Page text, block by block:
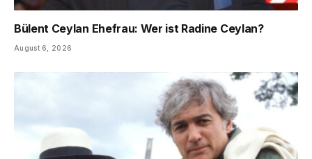
Bülent Ceylan Ehefrau: Wer ist Radine Ceylan?
August 6, 2026